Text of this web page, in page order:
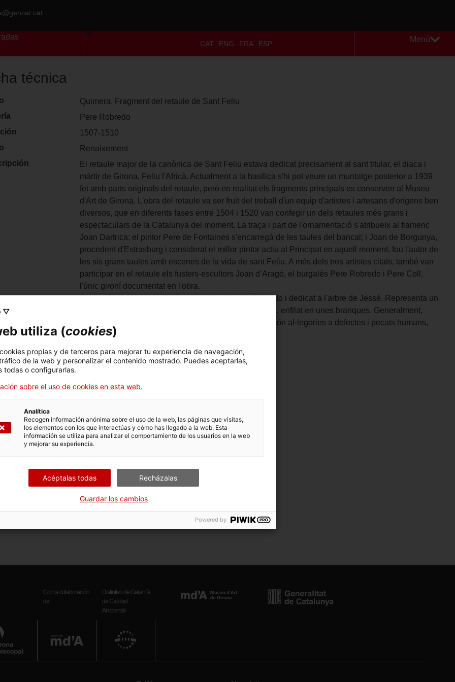
CAT ENG FRA ESP
Menú
técnica
Quimera. Fragment del retaule de Sant Feliu
Pere Robredo
1507-1510
Renaixement
El retaule major de la canònica de Sant Feliu estava dedicat precisament al sant titular, el diaca i
màrtir de Girona, Feliu l'Africà. Actualment a la basílica s'hi pot veure un muntatge posterior a 1939
fet amb parts originals del retaule, però en realitat els fragments principals es conserven al Museu
d'Art de Girona. L'obra del retaule va ser fruit del treball d'un equip d'artistes i artesans d'orígens ben
diversos, que en diferents fases entre 1504 i 1520 van confegir un dels retaules més grans i
espectaculars de la Catalunya del moment. La traça i part de l'ornamentació s'atribueix al flamenc
Joan Dartrica; el pintor Pere de Fontaines s'encarregà de les taules del bancal; i Joan de Borgunya,
procedent d'Estrasburg i considerat el millor pintor actiu al Principat en aquell moment, fou l'autor de
les sis grans taules amb escenes de la vida de sant Feliu. A més dels tres artistes citats, també van
participar en el retaule els fusters-escultors Joan d’Aragó, el burgalès Pere Robredo i Pere Coll,
l'únic gironí documentat en l'obra.
Aquest és un fragment del guardapols atribuït a Robredo i dedicat a l'arbre de Jessè. Representa un
ésser fantàstic, amb trets facials humans i potes d'àliga, enfilat en unes branques. Generalment,
aquests éssers híbrids, anomenats també "quimeres" són al·legories a defectes i pecats humans,
com la hipocresia.
y técnicas
Talla de fusta policromada i daurada
de las
105 x 90 x 5,5 cm
del objeto
MDG2385
del objeto
Escultura (obra visual)
de ingreso
Bisbat de Girona
Fons Bisbat de Girona
Con la colaboración
de:
Distintivo de Garantía
de Calidad
Ambiental
▽
utiliza (cookies)
propias y de terceros para mejorar tu experiencia de navegación,
de la web y personalizar el contenido mostrado. Puedes aceptarlas,
todas o configurarlas.
sobre el uso de cookies en esta web.
Analítica
Recogen información anónima sobre el uso de la web, las páginas que visitas,
los elementos con los que interactúas y cómo has llegado a la web. Esta
información se utiliza para analizar el comportamiento de los usuarios en la web
y mejorar su experiencia.
Acéptalas todas Recházalas
Guardar los cambios
Powered by